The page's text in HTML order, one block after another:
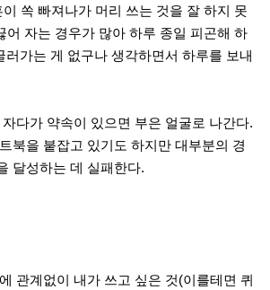
쏙 빠져나가 머리 쓰는 것을 잘 하지 못
어 자는 경우가 많아 하루 종일 피곤해 하
러가는 게 없구나 생각하면서 하루를 보내
다가 약속이 있으면 부은 얼굴로 나간다.
북을 붙잡고 있기도 하지만 대부분의 경
달성하는 데 실패한다.
관계없이 내가 쓰고 싶은 것(이를테면 퀴